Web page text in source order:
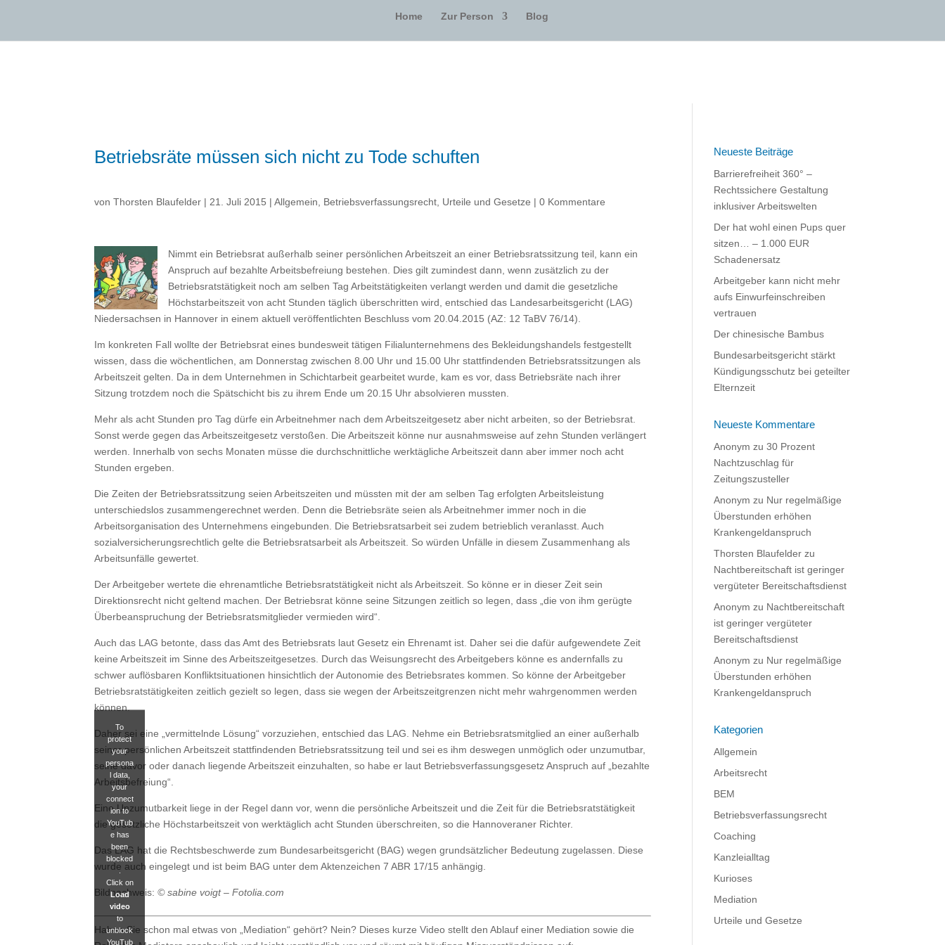
Home Zur Person Blog
Betriebsräte müssen sich nicht zu Tode schuften
vonThorsten Blaufelder | 21. Juli 2015 |Allgemein Betriebsverfassungsrecht Urteile und Gesetze |0 Kommentare
Nimmt ein Betriebsrat außerhalb seiner persönlichen Arbeitszeit an einer Betriebsratssitzung teil, kann ein
Anspruch auf bezahlte Arbeitsbefreiung bestehen. Dies gilt zumindest dann, wenn zusätzlich zu der
Betriebsratstätigkeit noch am selben Tag Arbeitstätigkeiten verlangt werden und damit die gesetzliche
Höchstarbeitszeit von acht Stunden täglich überschritten wird, entschied das Landesarbeitsgericht (LAG)
Niedersachsen in Hannover in einem aktuell veröffentlichten Beschluss vom 20.04.2015 (AZ: 12 TaBV 76/14).
Im konkreten Fall wollte der Betriebsrat eines bundesweit tätigen Filialunternehmens des Bekleidungshandels festgestellt
wissen, dass die wöchentlichen, am Donnerstag zwischen 8.00 Uhr und 15.00 Uhr stattfindenden Betriebsratssitzungen als
Arbeitszeit gelten. Da in dem Unternehmen in Schichtarbeit gearbeitet wurde, kam es vor, dass Betriebsräte nach ihrer
Sitzung trotzdem noch die Spätschicht bis zu ihrem Ende um 20.15 Uhr absolvieren mussten.
Mehr als acht Stunden pro Tag dürfe ein Arbeitnehmer nach dem Arbeitszeitgesetz aber nicht arbeiten, so der Betriebsrat.
Sonst werde gegen das Arbeitszeitgesetz verstoßen. Die Arbeitszeit könne nur ausnahmsweise auf zehn Stunden verlängert
werden. Innerhalb von sechs Monaten müsse die durchschnittliche werktägliche Arbeitszeit dann aber immer noch acht
Stunden ergeben.
Die Zeiten der Betriebsratssitzung seien Arbeitszeiten und müssten mit der am selben Tag erfolgten Arbeitsleistung
unterschiedslos zusammengerechnet werden. Denn die Betriebsräte seien als Arbeitnehmer immer noch in die
Arbeitsorganisation des Unternehmens eingebunden. Die Betriebsratsarbeit sei zudem betrieblich veranlasst. Auch
sozialversicherungsrechtlich gelte die Betriebsratsarbeit als Arbeitszeit. So würden Unfälle in diesem Zusammenhang als
Arbeitsunfälle gewertet.
Der Arbeitgeber wertete die ehrenamtliche Betriebsratstätigkeit nicht als Arbeitszeit. So könne er in dieser Zeit sein
Direktionsrecht nicht geltend machen. Der Betriebsrat könne seine Sitzungen zeitlich so legen, dass „die von ihm gerügte
Überbeanspruchung der Betriebsratsmitglieder vermieden wird“.
Auch das LAG betonte, dass das Amt des Betriebsrats laut Gesetz ein Ehrenamt ist. Daher sei die dafür aufgewendete Zeit
keine Arbeitszeit im Sinne des Arbeitszeitgesetzes. Durch das Weisungsrecht des Arbeitgebers könne es andernfalls zu
schwer auflösbaren Konfliktsituationen hinsichtlich der Autonomie des Betriebsrates kommen. So könne der Arbeitgeber
Betriebsratstätigkeiten zeitlich gezielt so legen, dass sie wegen der Arbeitszeitgrenzen nicht mehr wahrgenommen werden
können.
Daher sei eine „vermittelnde Lösung“ vorzuziehen, entschied das LAG. Nehme ein Betriebsratsmitglied an einer außerhalb
seiner persönlichen Arbeitszeit stattfindenden Betriebsratssitzung teil und sei es ihm deswegen unmöglich oder unzumutbar,
seine davor oder danach liegende Arbeitszeit einzuhalten, so habe er laut Betriebsverfassungsgesetz Anspruch auf „bezahlte
Arbeitsbefreiung“.
Eine Unzumutbarkeit liege in der Regel dann vor, wenn die persönliche Arbeitszeit und die Zeit für die Betriebsratstätigkeit
die gesetzliche Höchstarbeitszeit von werktäglich acht Stunden überschreiten, so die Hannoveraner Richter.
Das LAG hat die Rechtsbeschwerde zum Bundesarbeitsgericht (BAG) wegen grundsätzlicher Bedeutung zugelassen. Diese
wurde auch eingelegt und ist beim BAG unter dem Aktenzeichen 7 ABR 17/15 anhängig.
Bildnachweis:© sabine voigt – Fotolia.com
Haben Sie schon mal etwas von „Mediation“ gehört? Nein? Dieses kurze Video stellt den Ablauf einer Mediation sowie die
To
protect
your
persona
l data,
your
connect
ion to
YouTub
e has
been
blocked
.
Click on
Load
video
to
unblock
YouTub
Neueste Beiträge
Barrierefreiheit 360° –
Rechtssichere Gestaltung
inklusiver Arbeitswelten
Der hat wohl einen Pups quer
sitzen… – 1.000 EUR
Schadenersatz
Arbeitgeber kann nicht mehr
aufs Einwurfeinschreiben
vertrauen
Der chinesische Bambus
Bundesarbeitsgericht stärkt
Kündigungsschutz bei geteilter
Elternzeit
Neueste Kommentare
Anonym zu30 Prozent
Nachtzuschlag für
Zeitungszusteller
Anonym zu Nur regelmäßige
Überstunden erhöhen
Krankengeldanspruch
Thorsten Blaufelder zu
Nachtbereitschaft ist geringer
vergüteter Bereitschaftsdienst
Anonym zu Nachtbereitschaft
ist geringer vergüteter
Bereitschaftsdienst
Anonym zu Nur regelmäßige
Überstunden erhöhen
Krankengeldanspruch
Kategorien
Allgemein
Arbeitsrecht
BEM
Betriebsverfassungsrecht
Coaching
Kanzleialltag
Kurioses
Mediation
Urteile und Gesetze